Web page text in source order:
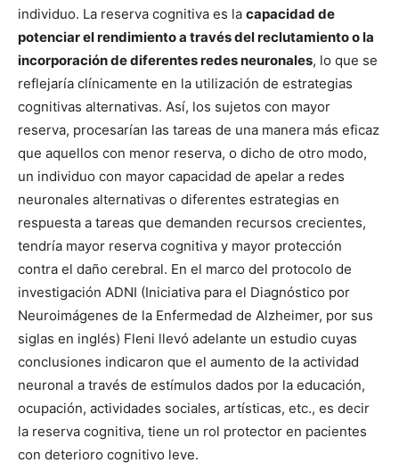
individuo. La reserva cognitiva es la capacidad de
potenciar el rendimiento a través del reclutamiento o la
incorporación de diferentes redes neuronales, lo que se
reflejaría clínicamente en la utilización de estrategias
cognitivas alternativas. Así, los sujetos con mayor
reserva, procesarían las tareas de una manera más eficaz
que aquellos con menor reserva, o dicho de otro modo,
un individuo con mayor capacidad de apelar a redes
neuronales alternativas o diferentes estrategias en
respuesta a tareas que demanden recursos crecientes,
tendría mayor reserva cognitiva y mayor protección
contra el daño cerebral. En el marco del protocolo de
investigación ADNI (Iniciativa para el Diagnóstico por
Neuroimágenes de la Enfermedad de Alzheimer, por sus
siglas en inglés) Fleni llevó adelante un estudio cuyas
conclusiones indicaron que el aumento de la actividad
neuronal a través de estímulos dados por la educación,
ocupación, actividades sociales, artísticas, etc., es decir
la reserva cognitiva, tiene un rol protector en pacientes
con deterioro cognitivo leve.